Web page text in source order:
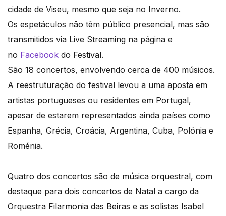
cidade de Viseu, mesmo que seja no Inverno.
Os espetáculos não têm público presencial, mas são
transmitidos via Live Streaming na página e
no Facebook do Festival.
São 18 concertos, envolvendo cerca de 400 músicos.
A reestruturação do festival levou a uma aposta em
artistas portugueses ou residentes em Portugal,
apesar de estarem representados ainda países como
Espanha, Grécia, Croácia, Argentina, Cuba, Polónia e
Roménia.
Quatro dos concertos são de música orquestral, com
destaque para dois concertos de Natal a cargo da
Orquestra Filarmonia das Beiras e as solistas Isabel